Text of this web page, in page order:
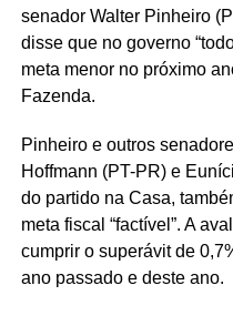
senador Walter Pinheiro
disse que no governo
meta menor no próximo
Fazenda.
Pinheiro e outros
Hoffmann (PT-PR) e
do partido na Casa,
meta fiscal “factível”. A
cumprir o superávit de
ano passado e deste ano.